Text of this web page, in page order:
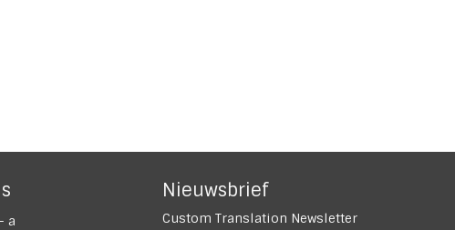
a
Nieuwsbrief
Custom Translation Newsletter